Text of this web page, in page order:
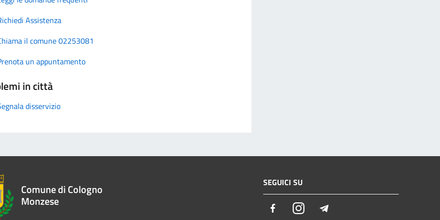
Assistenza
il comune 02253081
un appuntamento
in città
disservizio
Comune di Cologno
Monzese
SEGUICI SU
FacebookInstagram